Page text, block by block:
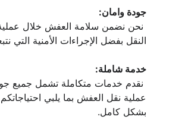
جودة وامان:
نحن نضمن سلامة العفش خلال
النقل بفضل الإجراءات الأمنية التي
خدمة شاملة:
نقدم خدمات متكاملة تشمل جميع
عملية نقل العفش بما يلبي احتياجاتكم
بشكل كامل.